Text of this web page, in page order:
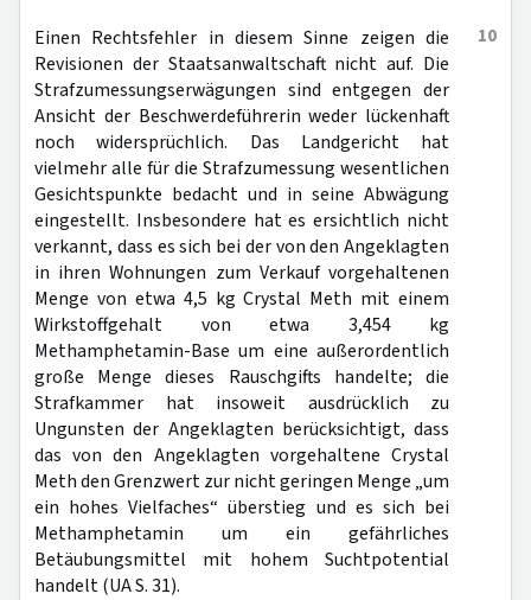
10
Einen Rechtsfehler in diesem Sinne zeigen die
Revisionen der Staatsanwaltschaft nicht auf. Die
Strafzumessungserwägungen sind entgegen der
Ansicht der Beschwerdeführerin weder lückenhaft
noch widersprüchlich. Das Landgericht hat
vielmehr alle für die Strafzumessung wesentlichen
Gesichtspunkte bedacht und in seine Abwägung
eingestellt. Insbesondere hat es ersichtlich nicht
verkannt, dass es sich bei der von den Angeklagten
in ihren Wohnungen zum Verkauf vorgehaltenen
Menge von etwa 4,5 kg Crystal Meth mit einem
Wirkstoffgehalt von etwa 3,454 kg
Methamphetamin-Base um eine außerordentlich
große Menge dieses Rauschgifts handelte; die
Strafkammer hat insoweit ausdrücklich zu
Ungunsten der Angeklagten berücksichtigt, dass
das von den Angeklagten vorgehaltene Crystal
Meth den Grenzwert zur nicht geringen Menge „um
ein hohes Vielfaches“ überstieg und es sich bei
Methamphetamin um ein gefährliches
Betäubungsmittel mit hohem Suchtpotential
handelt (UA S. 31).